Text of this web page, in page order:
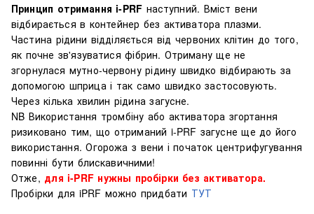
Принцип отримання i-PRF наступний. Вміст вени
відбирається в контейнер без активатора плазми.
Частина рідини відділяється від червоних клітин до того,
як почне зв'язуватися фібрин. Отриману ще не
згорнулася мутно-червону рідину швидко відбирають за
допомогою шприца і так само швидко застосовують.
Через кілька хвилин рідина загусне.
NB Використання тромбіну або активатора згортання
ризиковано тим, що отриманий i-PRF загусне ще до його
використання. Огорожа з вени і початок центрифугування
повинні бути блискавичними!
Отже, для i-PRF нужны пробірки без активатора.
Пробірки для iPRF можно придбати ТУТ